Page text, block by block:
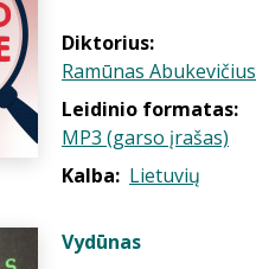
Diktorius:
Ramūnas Abukevičius
Leidinio formatas:
MP3 (garso įrašas)
Kalba: Lietuvių
Vydūnas